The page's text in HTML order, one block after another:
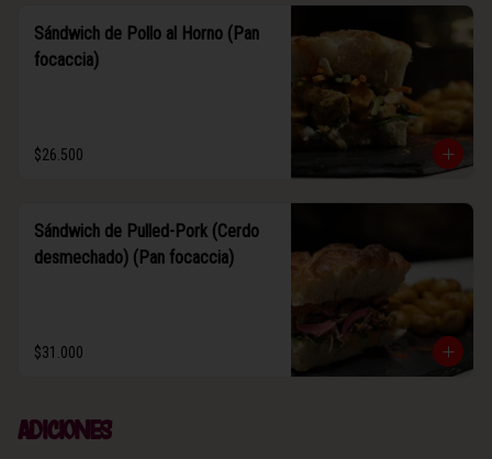
Sándwich de Pollo al Horno (Pan
focaccia)
$26.500
Sándwich de Pulled-Pork (Cerdo
desmechado) (Pan focaccia)
$31.000
Adiciones